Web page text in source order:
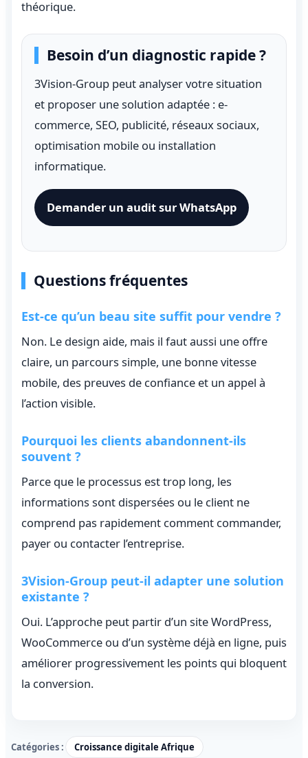
théorique.
Besoin d’un diagnostic rapide ?
3Vision-Group peut analyser votre situation
et proposer une solution adaptée : e-
commerce, SEO, publicité, réseaux sociaux,
optimisation mobile ou installation
informatique.
Demander un audit sur WhatsApp
Questions fréquentes
Est-ce qu’un beau site suffit pour vendre ?
Non. Le design aide, mais il faut aussi une offre
claire, un parcours simple, une bonne vitesse
mobile, des preuves de confiance et un appel à
l’action visible.
Pourquoi les clients abandonnent-ils
souvent ?
Parce que le processus est trop long, les
informations sont dispersées ou le client ne
comprend pas rapidement comment commander,
payer ou contacter l’entreprise.
3Vision-Group peut-il adapter une solution
existante ?
Oui. L’approche peut partir d’un site WordPress,
WooCommerce ou d’un système déjà en ligne, puis
améliorer progressivement les points qui bloquent
la conversion.
Catégories : Croissance digitale Afrique